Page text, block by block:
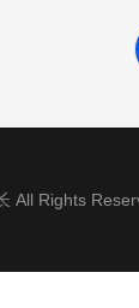
All Rights